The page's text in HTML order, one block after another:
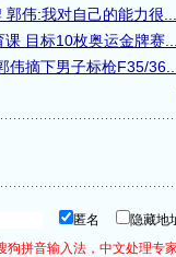
伟:我对自己的能力很...
目标10枚奥运金牌赛...
伟摘下男子标枪F35/36...
匿名 隐藏
狗拼音输入法，中文处理专